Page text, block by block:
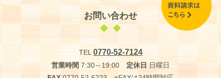
お問い合わせ
TEL0770-52-7124
営業時間 7:30～19:00 定休日 日曜日